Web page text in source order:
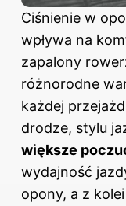
Ciśnienie w
wpływa na
zapalony
różnorodne
każdej
drodze, stylu
większe
wydajność
opony, a z